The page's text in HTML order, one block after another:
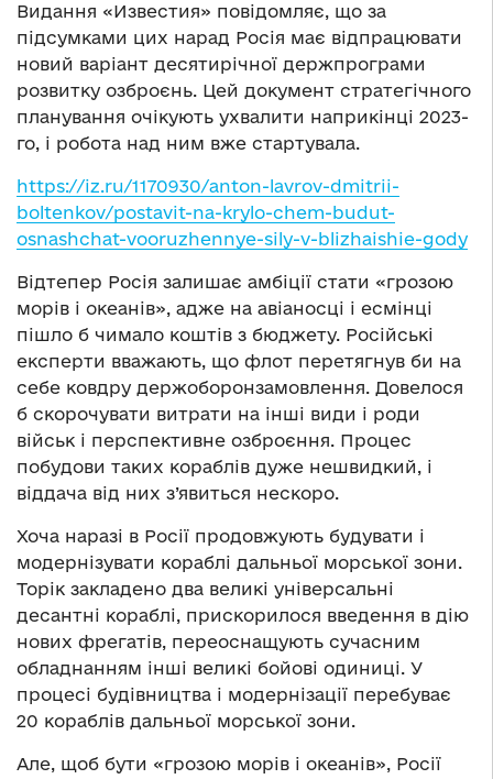
Видання «Известия» повідомляє, що за
підсумками цих нарад Росія має відпрацювати
новий варіант десятирічної держпрограми
розвитку озброєнь. Цей документ стратегічного
планування очікують ухвалити наприкінці 2023-
го, і робота над ним вже стартувала.
https://iz.ru/1170930/anton-lavrov-dmitrii-
boltenkov/postavit-na-krylo-chem-budut-
osnashchat-vooruzhennye-sily-v-blizhaishie-gody
Відтепер Росія залишає амбіції стати «грозою
морів і океанів», адже на авіаносці і есмінці
пішло б чимало коштів з бюджету. Російські
експерти вважають, що флот перетягнув би на
себе ковдру держоборонзамовлення. Довелося
б скорочувати витрати на інші види і роди
військ і перспективне озброєння. Процес
побудови таких кораблів дуже нешвидкий, і
віддача від них з’явиться нескоро.
Хоча наразі в Росії продовжують будувати і
модернізувати кораблі дальньої морської зони.
Торік закладено два великі універсальні
десантні кораблі, прискорилося введення в дію
нових фрегатів, переоснащують сучасним
обладнанням інші великі бойові одиниці. У
процесі будівництва і модернізації перебуває
20 кораблів дальньої морської зони.
Але, щоб бути «грозою морів і океанів», Росії